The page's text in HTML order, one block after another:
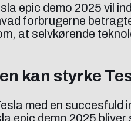
epic demo 2025 vil
forbrugerne
at selvkørende
kan styrke
med en
epic demo 2025